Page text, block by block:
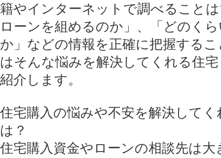
籍やインターネットで調べること
ローンを組めるのか」、「どのく
か」などの情報を正確に把握する
はそんな悩みを解決してくれる住
紹介します。
住宅購入の悩みや不安を解決して
は？
住宅購入資金やローンの相談先は